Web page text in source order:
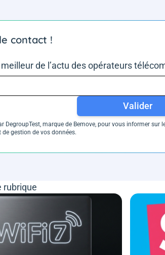
contact !
de l’actu des opérateurs
Valider
DegroupTest, marque de Bemove, pour vous informer sur
de gestion de vos données.
rubrique